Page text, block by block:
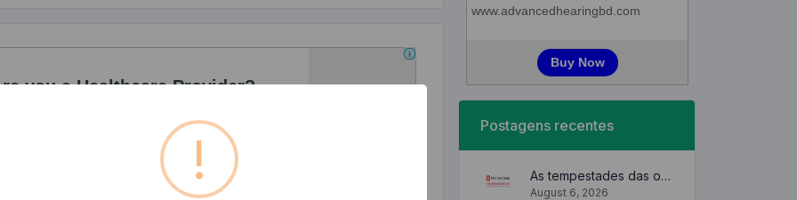
Postagens recentes
As tempestades das ondas
August 6, 2026
!